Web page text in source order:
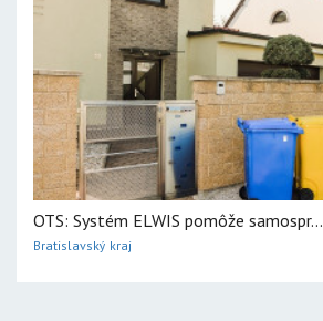
OTS: Systém ELWIS pomôže samospr...
Bratislavský kraj